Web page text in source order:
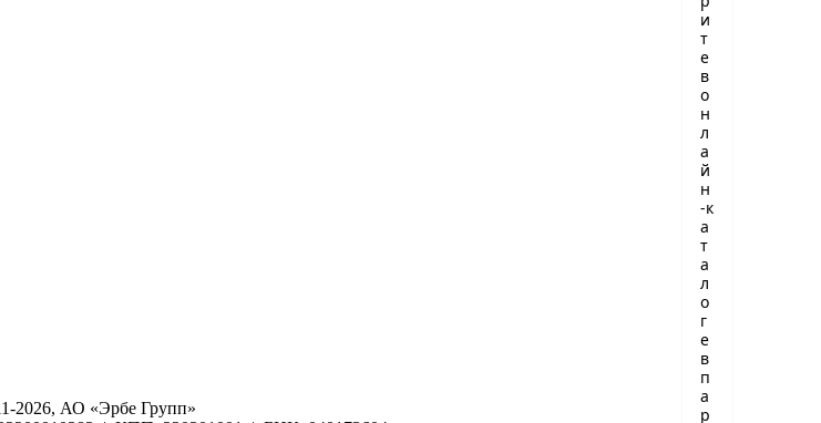
2026, АО «Эрбе Групп»